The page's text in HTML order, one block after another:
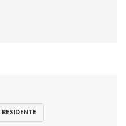
RESIDENTE